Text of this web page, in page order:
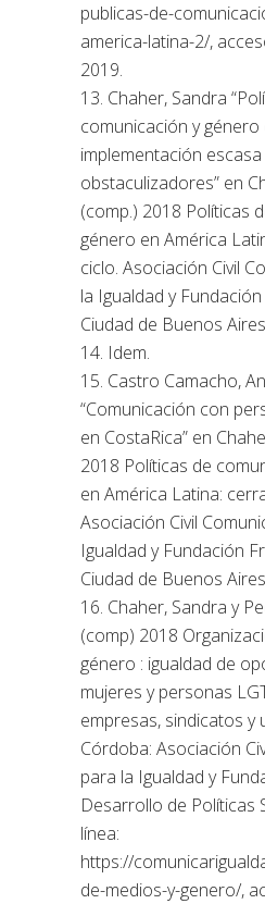
publicas-de-
america-latina-2/,
2019.
13. Chaher, Sandra
comunicación y género
implementación
obstaculizadores” en
(comp.) 2018 Políticas
género en América
ciclo. Asociación Civil
la Igualdad y
Ciudad de Buenos
14. Idem.
15. Castro Camacho,
“Comunicación con
en CostaRica” en
2018 Políticas de
en América Latina:
Asociación Civil
Igualdad y Fundación
Ciudad de Buenos
16. Chaher, Sandra y
(comp) 2018
género : igualdad de
mujeres y personas
empresas, sindicatos y
Córdoba: Asociación
para la Igualdad y
Desarrollo de Políticas
línea:
https://
de-medios-y-genero/,